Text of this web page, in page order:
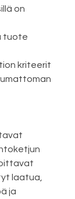
on
tuote
kriteerit
laatua,
ja